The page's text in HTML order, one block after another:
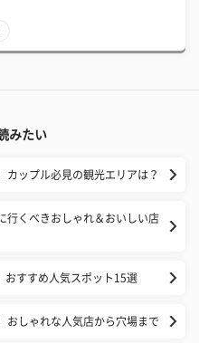
みたい
カップル必見の観光エリアは？
行くべきおしゃれ＆おいしい店
おすすめ人気スポット15選
おしゃれな人気店から穴場まで